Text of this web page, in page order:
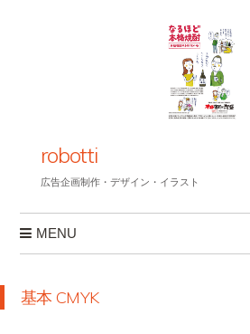
robotti
広告企画制作・デザイン・イラスト
MENU
基本 CMYK